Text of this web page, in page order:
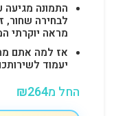
התמונה מגיעה
לבחירה שחור,
מראה יוקרתי
יעמוד
החל מ ₪264